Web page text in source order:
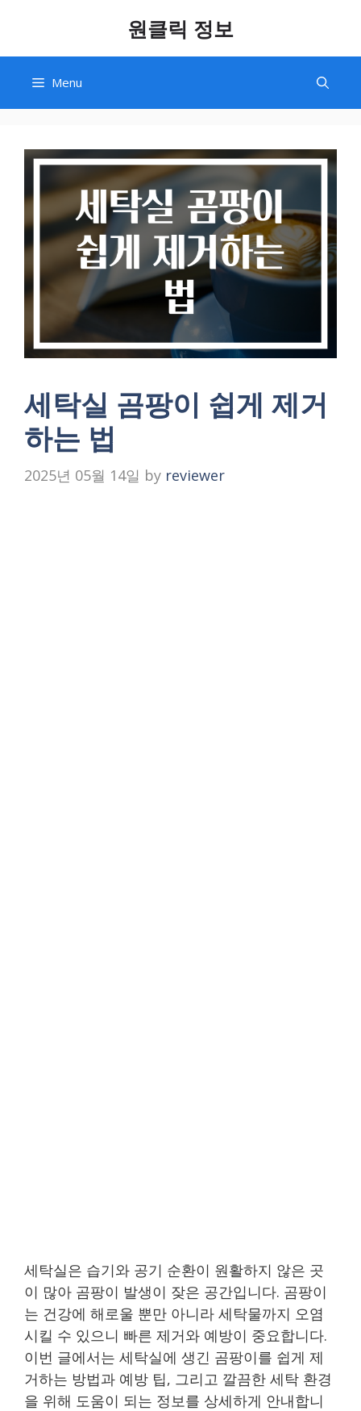
content
원클릭 정보
Menu
세탁실 곰팡이 쉽게 제거
하는 법
2025년 05월 14일 by reviewer
세탁실은 습기와 공기 순환이 원활하지 않은 곳
이 많아 곰팡이 발생이 잦은 공간입니다. 곰팡이
는 건강에 해로울 뿐만 아니라 세탁물까지 오염
시킬 수 있으니 빠른 제거와 예방이 중요합니다.
이번 글에서는 세탁실에 생긴 곰팡이를 쉽게 제
거하는 방법과 예방 팁, 그리고 깔끔한 세탁 환경
을 위해 도움이 되는 정보를 상세하게 안내합니